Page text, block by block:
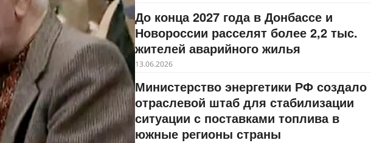
До конца 2027 года в Донбассе и
Новороссии расселят более 2,2 тыс.
жителей аварийного жилья
13.06.2026
Министерство энергетики РФ создало
отраслевой штаб для стабилизации
ситуации с поставками топлива в
южные регионы страны